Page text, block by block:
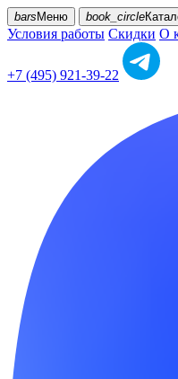
bars Меню book_circle
Условия работы Скидки О
+7 (495) 921-39-22